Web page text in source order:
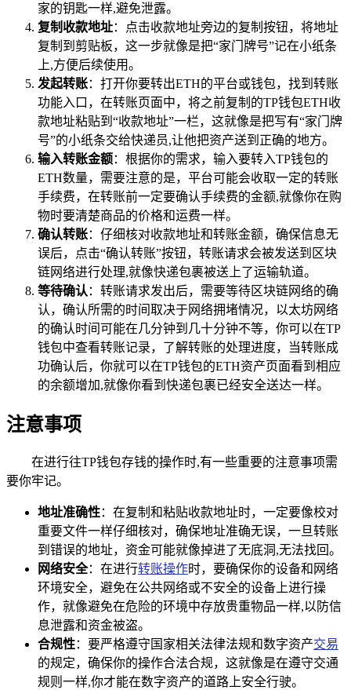
家的钥匙一样,避免泄露。
复制收款地址：点击收款地址旁边的复制按钮，将地址
复制到剪贴板，这一步就像是把“家门牌号”记在小纸条
上,方便后续使用。
发起转账：打开你要转出ETH的平台或钱包，找到转账
功能入口，在转账页面中，将之前复制的TP钱包ETH收
款地址粘贴到“收款地址”一栏，这就像是把写有“家门牌
号”的小纸条交给快递员,让他把资产送到正确的地方。
输入转账金额：根据你的需求，输入要转入TP钱包的
ETH数量，需要注意的是，平台可能会收取一定的转账
手续费，在转账前一定要确认手续费的金额,就像你在购
物时要清楚商品的价格和运费一样。
确认转账：仔细核对收款地址和转账金额，确保信息无
误后，点击“确认转账”按钮，转账请求会被发送到区块
链网络进行处理,就像快递包裹被送上了运输轨道。
等待确认 ：转账请求发出后，需要等待区块链网络的确
认，确认所需的时间取决于网络拥堵情况，以太坊网络
的确认时间可能在几分钟到几十分钟不等，你可以在TP
钱包中查看转账记录，了解转账的处理进度，当转账成
功确认后，你就可以在TP钱包的ETH资产页面看到相应
的余额增加,就像你看到快递包裹已经安全送达一样。
注意事项
在进行往TP钱包存钱的操作时,有一些重要的注意事项需
要你牢记。
地址准确性：在复制和粘贴收款地址时，一定要像校对
重要文件一样仔细核对，确保地址准确无误，一旦转账
到错误的地址，资金可能就像掉进了无底洞,无法找回。
网络安全：在进行转账操作时，要确保你的设备和网络
环境安全，避免在公共网络或不安全的设备上进行操
作，就像避免在危险的环境中存放贵重物品一样,以防信
息泄露和资金被盗。
合规性：要严格遵守国家相关法律法规和数字资产交易
的规定，确保你的操作合法合规，这就像是在遵守交通
规则一样,你才能在数字资产的道路上安全行驶。